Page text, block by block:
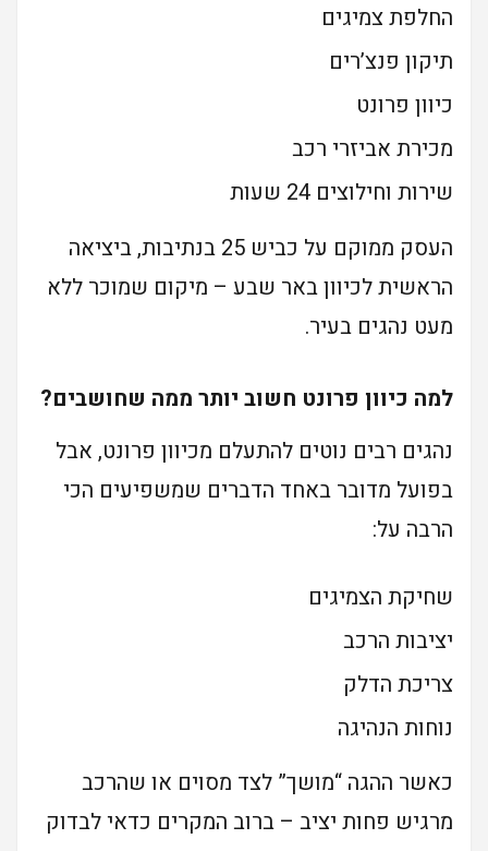
החלפת צמיגים
תיקון פנצ’רים
כיוון פרונט
מכירת אביזרי רכב
שירות וחילוצים 24 שעות
העסק ממוקם על כביש 25 בנתיבות, ביציאה
הראשית לכיוון באר שבע – מיקום שמוכר ללא
מעט נהגים בעיר.
למה כיוון פרונט חשוב יותר ממה שחושבים?
נהגים רבים נוטים להתעלם מכיוון פרונט, אבל
בפועל מדובר באחד הדברים שמשפיעים הכי
הרבה על:
שחיקת הצמיגים
יציבות הרכב
צריכת הדלק
נוחות הנהיגה
כאשר ההגה “מושך” לצד מסוים או שהרכב
מרגיש פחות יציב – ברוב המקרים כדאי לבדוק